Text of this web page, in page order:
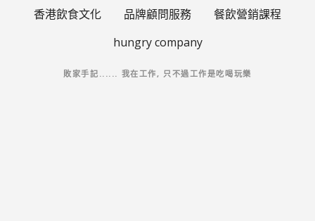
香港飲食文化 品牌顧問服務
餐飲營銷課程
hungry company
敗家手記...... 我在工作, 只不過工作是吃喝玩樂